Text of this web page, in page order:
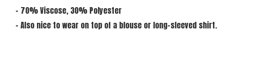
- 70% Viscose, 30% Polyester
- Also nice to wear on top of a blouse or long-sleeved shirt.